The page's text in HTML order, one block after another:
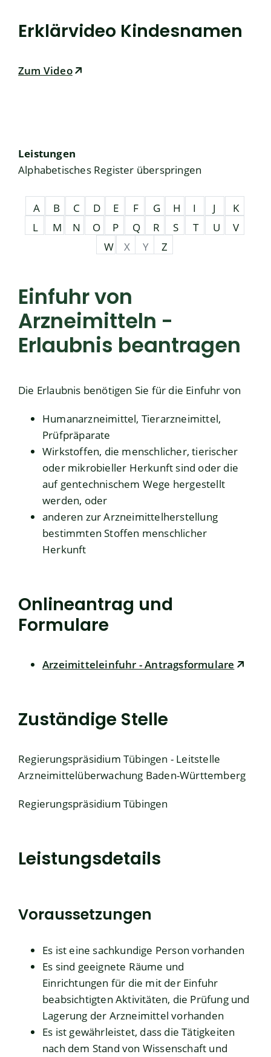
Erklärvideo Kindesnamen
Zum Video
Leistungen
Alphabetisches Register überspringen
A B C D E F G H I J
K
L
M N O P Q R S T U
V
W
X Y Z
Einfuhr von
Arzneimitteln -
Erlaubnis beantragen
Die Erlaubnis benötigen Sie für die Einfuhr von
Humanarzneimittel, Tierarzneimittel,
Prüfpräparate
Wirkstoffen, die menschlicher, tierischer
oder mikrobieller Herkunft sind oder die
auf gentechnischem Wege hergestellt
werden, oder
anderen zur Arzneimittelherstellung
bestimmten Stoffen menschlicher
Herkunft
Onlineantrag und
Formulare
Arzeimitteleinfuhr - Antragsformulare
Zuständige Stelle
Regierungspräsidium Tübingen - Leitstelle
Arzneimittelüberwachung Baden-Württemberg
Regierungspräsidium Tübingen
Leistungsdetails
Voraussetzungen
Es ist eine sachkundige Person vorhanden
Es sind geeignete Räume und
Einrichtungen für die mit der Einfuhr
beabsichtigten Aktivitäten, die Prüfung und
Lagerung der Arzneimittel vorhanden
Es ist gewährleistet, dass die Tätigkeiten
nach dem Stand von Wissenschaft und